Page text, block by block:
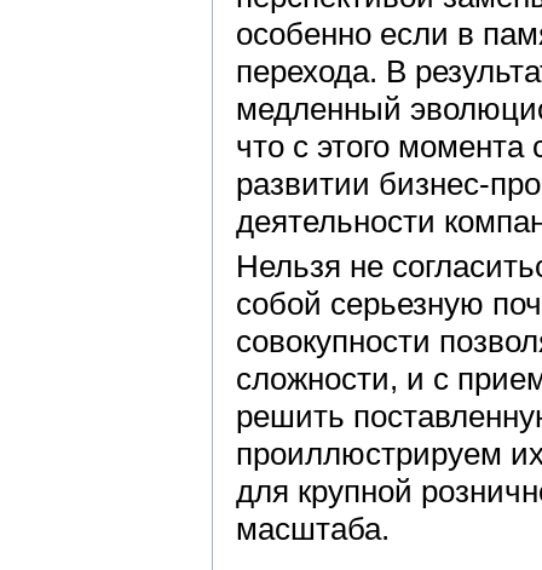
особенно если в
перехода. В
медленный
что с этого момента
развитии бизнес-
деятельности
Нельзя не
собой серьезную
совокупности
сложности, и с
решить
проиллюстрируем
для крупной
масштаба.